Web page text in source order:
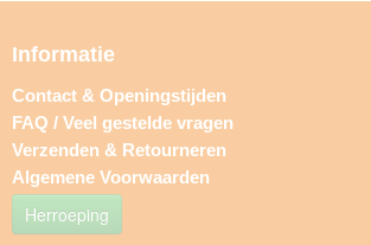
Informatie
Contact & Openingstijden
FAQ / Veel gestelde vragen
Verzenden & Retourneren
Algemene Voorwaarden
Herroeping